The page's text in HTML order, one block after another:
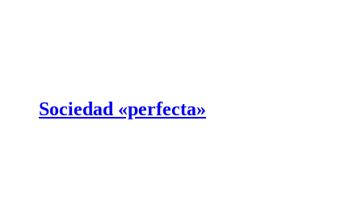
Sociedad «perfecta»